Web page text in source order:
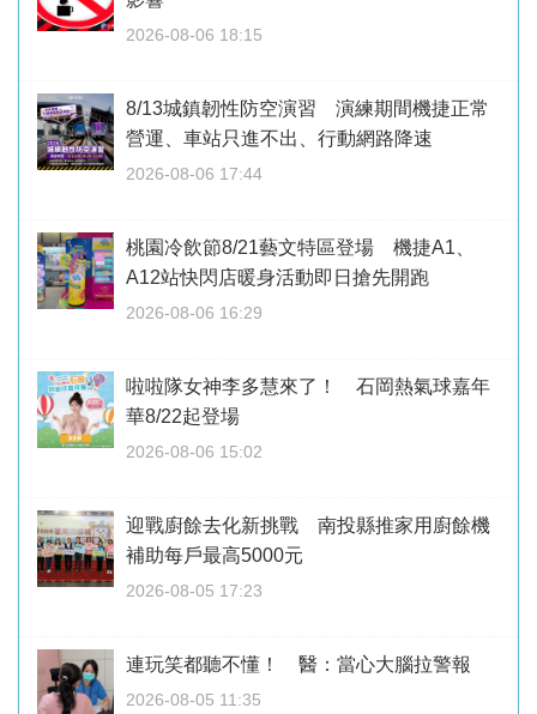
2026-08-06 18:15
8/13城鎮韌性防空演習 演練期間機捷正常
營運、車站只進不出、行動網路降速
2026-08-06 17:44
桃園冷飲節8/21藝文特區登場 機捷A1、
A12站快閃店暖身活動即日搶先開跑
2026-08-06 16:29
啦啦隊女神李多慧來了！ 石岡熱氣球嘉年
華8/22起登場
2026-08-06 15:02
迎戰廚餘去化新挑戰 南投縣推家用廚餘機
補助每戶最高5000元
2026-08-05 17:23
連玩笑都聽不懂！ 醫：當心大腦拉警報
2026-08-05 11:35